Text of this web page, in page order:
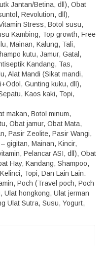
Jantan/Betina, dll), Obat
Revolution, dll),
Stress, Botol susu,
Kambing, Top growth, Free
Mainan, Kalung, Tali,
kutu, Jamur, Gatal,
Kandang, Tas,
Alat Mandi (Sikat mandi,
Gunting kuku, dll),
Kaos kaki, Topi,
makan, Botol minum,
Obat jamur, Obat Mata,
Pasir Zeolite, Pasir Wangi,
gigitan, Mainan, Kincir,
Pelancar ASI, dll), Obat
Hay, Kandang, Shampoo,
Topi, Dan Lain Lain.
Poch (Travel poch, Poch
Ulat hongkong, Ulat jerman
Ulat Sutra, Susu, Yogurt,